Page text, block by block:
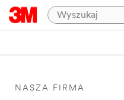
NASZA FIRMA